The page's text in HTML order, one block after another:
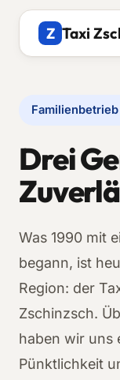
Z Taxi
Drei
Was 1990 mit
begann, ist
Region: der
Zschinzsch.
haben wir uns
Pünktlichkeit